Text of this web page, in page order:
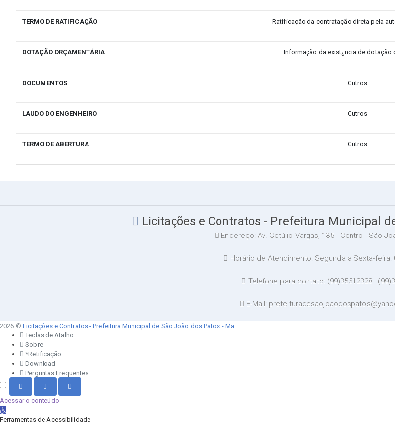
TERMO DE RATIFICAÇÃO Ratificação da contratação direta pela
DOTAÇÃO ORÇAMENTÁRIA Informação da exist¿ncia de dotação
DOCUMENTOS Outros
LAUDO DO ENGENHEIRO Outros
TERMO DE ABERTURA Outros
Licitações e Contratos - Prefeitura Municipal
Endereço: Av. Getúlio Vargas, 135 - Centro | São
Horário de Atendimento: Segunda a Sexta-feira:
Telefone para contato: (99)35512328 |
E-Mail:
2026 © Licitações e Contratos - Prefeitura Municipal de São João dos Patos - Ma
Teclas de Atalho
Sobre
*Retificação
Download
Perguntas Frequentes
Acessar o conteúdo
Abrir a barra de ferramentas
Ferramentas de Acessibilidade